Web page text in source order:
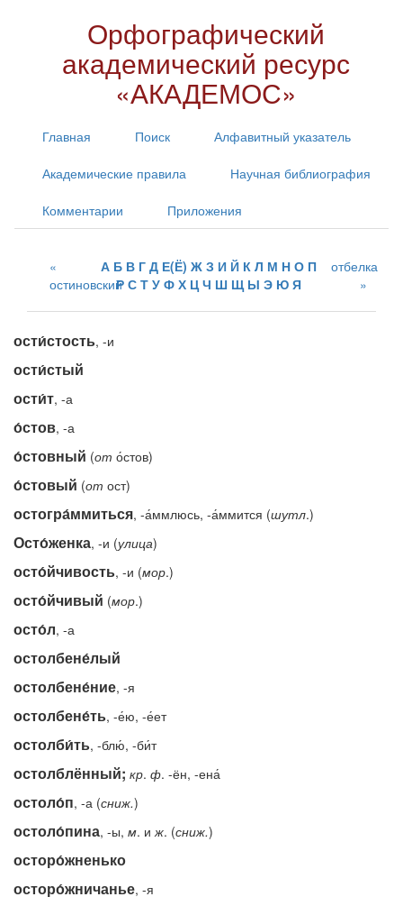
Орфографический
академический ресурс
«АКАДЕМОС»
Главная Поиск Алфавитный указатель
Академические правила Научная библиография
Комментарии Приложения
остиновский
А Б В Г Д Е(Ё) Ж З И Й К Л М Н О П
Р С Т У Ф Х Ц Ч Ш Щ Ы Э Ю Я
отбелка
ости́стость, -и
ости́стый
ости́т, -а
о́стов, -а
о́стовный (от о́стов)
о́стовый (от ост)
остогра́ммиться, -а́ммлюсь, -а́ммится (шутл.)
Осто́женка, -и (улица)
осто́йчивость, -и (мор.)
осто́йчивый (мор.)
осто́л, -а
остолбене́лый
остолбене́ние, -я
остолбене́ть, -е́ю, -е́ет
остолби́ть, -блю́, -би́т
остолблённый; кр. ф. -ён, -ена́
остоло́п, -а (сниж.)
остоло́пина, -ы, м. иж. (сниж.)
осторо́жненько
осторо́жничанье, -я